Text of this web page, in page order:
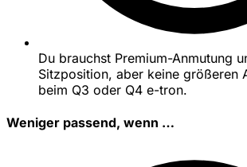
Du brauchst Premium-Anmutung
Sitzposition, aber keine größeren
beim Q3 oder Q4 e-tron.
Weniger passend, wenn …